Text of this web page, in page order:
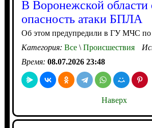
В Воронежской области
опасность атаки БПЛА
Об этом предупредили в ГУ МЧС по
Категория: Все\Происшествия
Время: 08.07.2026 23:48
Наверх